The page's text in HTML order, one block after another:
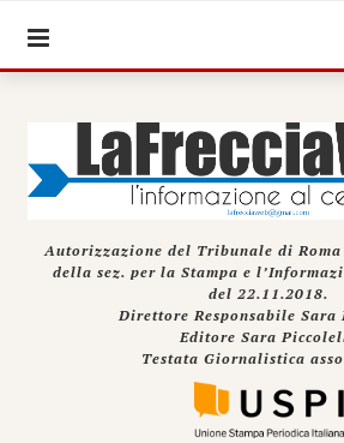
Autorizzazione del Tribunale di
della sez. per la Stampa e
del 22.11.2018.
Direttore Responsabile Sara
Editore Sara
Testata Giornalistica